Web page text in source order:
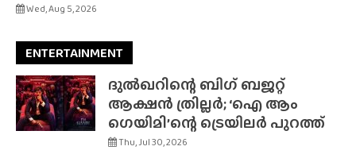
Wed, Aug 5, 2026
ENTERTAINMENT
ദുൽഖറിന്റെ ബിഗ് ബജറ്റ്
ആക്ഷൻ ത്രില്ലർ; ‘ഐ ആം
ഗെയിമി’ന്റെ ട്രെയിലർ പുറത്ത്
Thu, Jul 30, 2026